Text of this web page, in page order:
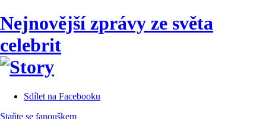
Nejnovější zprávy ze světa
celebrit
Sdílet na Facebooku
Staňte se fanouškem